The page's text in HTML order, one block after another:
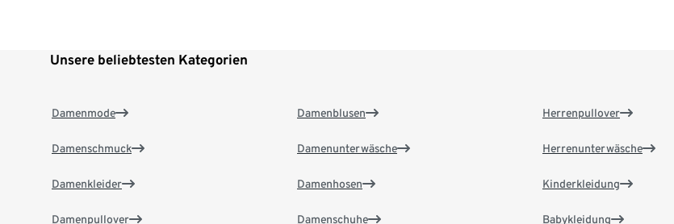
Unsere beliebtesten Kategorien
Damenmode
Damenschmuck
Damenkleider
Damenpullover
Damenblusen
Damenunterwäsche
Damenhosen
Damenschuhe
Herrenpullover
Herrenunterwäsche
Kinderkleidung
Babykleidung